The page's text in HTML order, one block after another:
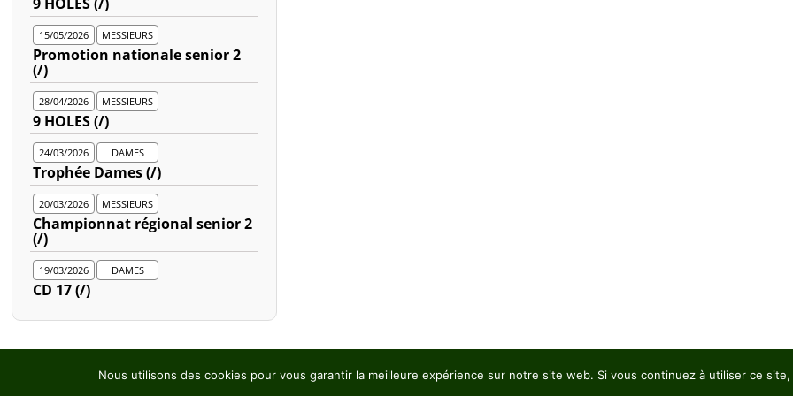
15/05/2026 MESSIEURS
Promotion nationale senior 2
(/)
28/04/2026 MESSIEURS
9 HOLES (/)
24/03/2026 DAMES
Trophée Dames (/)
20/03/2026 MESSIEURS
Championnat régional senior 2
(/)
19/03/2026 DAMES
CD 17 (/)
1 2 3 … 7 »
Nous utilisons des cookies pour vous garantir la meilleure expérience sur notre site web. Si vous continuez à utiliser ce